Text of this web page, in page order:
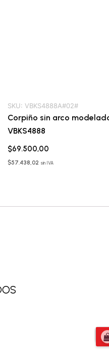
SKU: VBKS4888A#02#
Corpiño sin arco
VBKS4888
$69.500,00
$57.438,02 sin IVA